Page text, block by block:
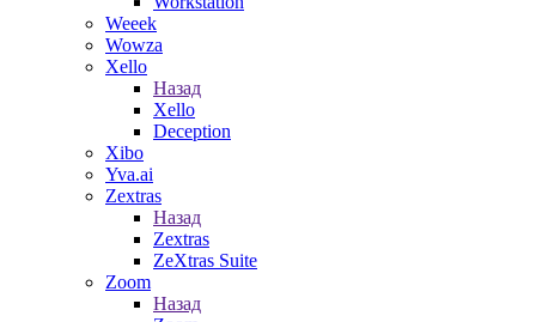
Weeek
Wowza
Xello
Назад
Xello
Deception
Xibo
Yva.ai
Zextras
Назад
Zextras
ZeXtras Suite
Zoom
Назад